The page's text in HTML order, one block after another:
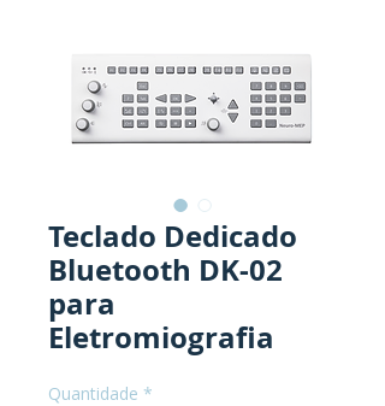
Teclado Dedicado
Bluetooth DK-02
para
Eletromiografia
Quantidade *